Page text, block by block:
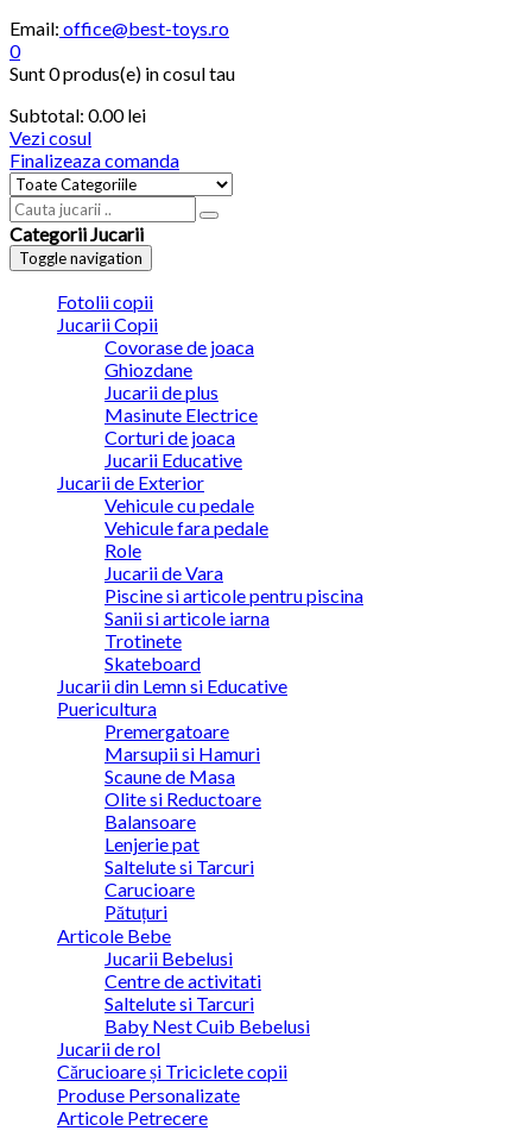
Email: office@best-toys.ro
0
Sunt0 produs(e) in cosul tau
Subtotal: 0.00lei
Vezi cosul
Finalizeaza comanda
Categorii Jucarii
Toggle navigation
Fotolii copii
Jucarii Copii
Covorase de joaca
Ghiozdane
Jucarii de plus
Masinute Electrice
Corturi de joaca
Jucarii Educative
Jucarii de Exterior
Vehicule cu pedale
Vehicule fara pedale
Role
Jucarii de Vara
Piscine si articole pentru piscina
Sanii si articole iarna
Trotinete
Skateboard
Jucarii din Lemn si Educative
Puericultura
Premergatoare
Marsupii si Hamuri
Scaune de Masa
Olite si Reductoare
Balansoare
Lenjerie pat
Saltelute si Tarcuri
Carucioare
Pătuțuri
Articole Bebe
Jucarii Bebelusi
Centre de activitati
Saltelute si Tarcuri
Baby Nest Cuib Bebelusi
Jucarii de rol
Cărucioare și Triciclete copii
Produse Personalizate
Articole Petrecere